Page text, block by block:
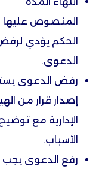
المنصوص عليها
الحكم يؤدي
الدعوى.
رفض الدعوى
إصدار قرار من
الإدارية مع توضيح
الأسباب.
رفع الدعوى يجب